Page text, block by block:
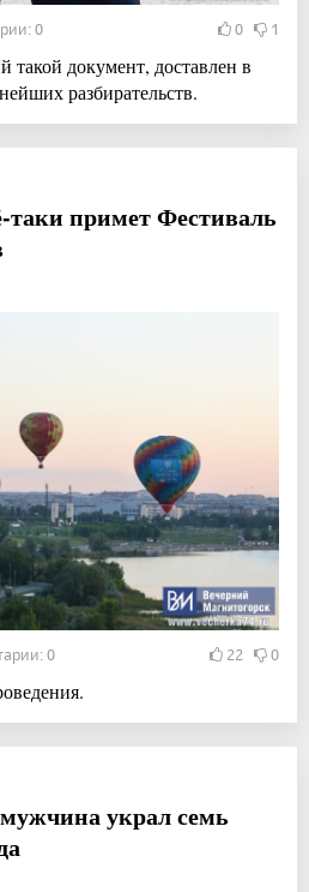
0 0 1
такой документ, доставлен в
разбирательств.
таки примет Фестиваль
0 22 0
украл семь